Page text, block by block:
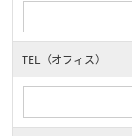
TEL（オフィス）